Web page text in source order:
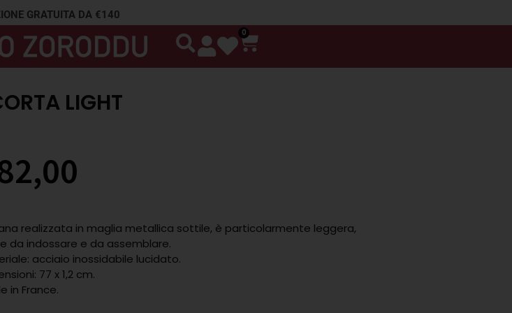
GRATUITA DA €140
0
LIGHT
realizzata in maglia metallica sottile, è particolarmente leggera,
da indossare e da assemblare.
acciaio inossidabile lucidato.
77 x 1,2 cm.
in France.